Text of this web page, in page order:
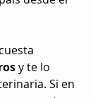
y te lo
Si en